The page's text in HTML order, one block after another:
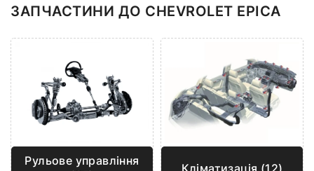
ЗАПЧАСТИНИ ДО CHEVROLET EPICA
Рульове управління
Кліматизація (12)